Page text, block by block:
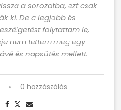
a sorozatba, ezt csak
ki. De a legjobb és
folytattam le,
nem tettem meg egy
és napsütés mellett.
0 hozzászólás